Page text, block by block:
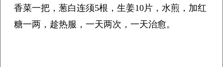
香菜一把，葱白连须5根，生姜10片，水煎，加红
糖一两，趁热服，一天两次，一天治愈。